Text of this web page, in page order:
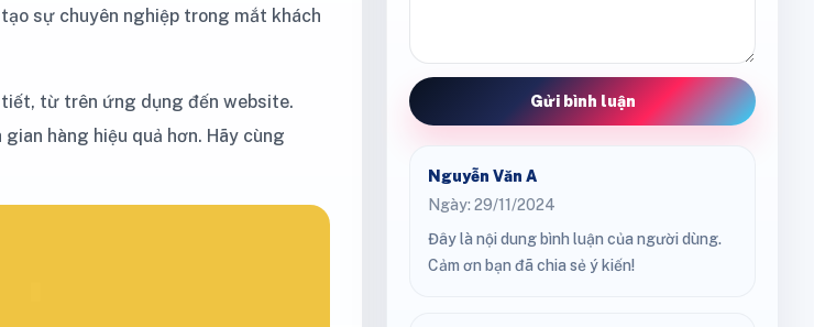
sự chuyên nghiệp trong mắt khách
từ trên ứng dụng đến website.
hàng hiệu quả hơn. Hãy cùng
Gửi bình luận
Nguyễn Văn A
Ngày: 29/11/2024
Đây là nội dung bình luận của người dùng.
Cảm ơn bạn đã chia sẻ ý kiến!